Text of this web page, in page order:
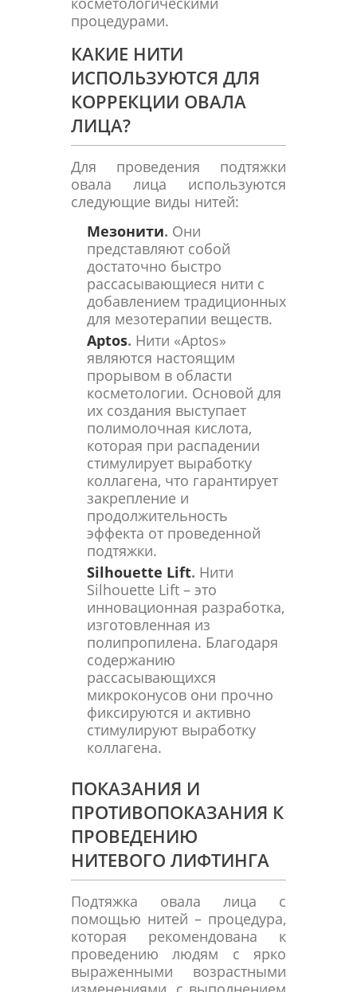
процедурами.
КАКИЕ НИТИ
ИСПОЛЬЗУЮТСЯ ДЛЯ
КОРРЕКЦИИ ОВАЛА
ЛИЦА?
Для проведения подтяжки
овала лица используются
следующие виды нитей:
Мезонити. Они
представляют собой
достаточно быстро
рассасывающиеся нити с
добавлением традиционных
для мезотерапии веществ.
Aptos. Нити «Aptos»
являются настоящим
прорывом в области
косметологии. Основой для
их создания выступает
полимолочная кислота,
которая при распадении
стимулирует выработку
коллагена, что гарантирует
закрепление и
продолжительность
эффекта от проведенной
подтяжки.
Silhouette Lift. Нити
Silhouette Lift – это
инновационная разработка,
изготовленная из
полипропилена. Благодаря
содержанию
рассасывающихся
микроконусов они прочно
фиксируются и активно
стимулируют выработку
коллагена.
ПОКАЗАНИЯ И
ПРОТИВОПОКАЗАНИЯ К
ПРОВЕДЕНИЮ
НИТЕВОГО ЛИФТИНГА
Подтяжка овала лица с
помощью нитей – процедура,
которая рекомендована к
проведению людям с ярко
выраженными возрастными